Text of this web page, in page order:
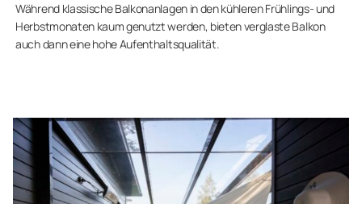
Während klassische Balkonanlagen in den kühleren Frühlings- und
Herbstmonaten kaum genutzt werden, bieten verglaste Balkon
auch dann eine hohe Aufenthaltsqualität.